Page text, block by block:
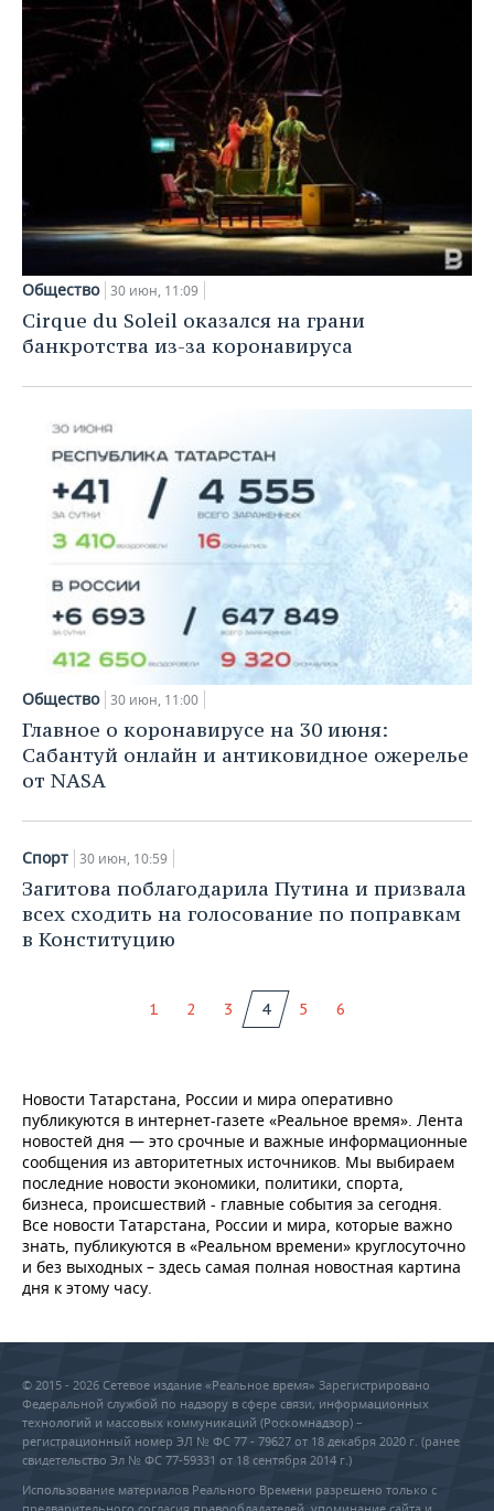
Общество 30 июн, 11:09
Cirque du Soleil оказался на грани
банкротства из-за коронавируса
Общество 30 июн, 11:00
Главное о коронавирусе на 30 июня:
Сабантуй онлайн и антиковидное ожерелье
от NASA
Спорт 30 июн, 10:59
Загитова поблагодарила Путина и призвала
всех сходить на голосование по поправкам
в Конституцию
1 2 3 4 5 6
Новости Татарстана, России и мира оперативно
публикуются в интернет-газете «Реальное время». Лента
новостей дня — это срочные и важные информационные
сообщения из авторитетных источников. Мы выбираем
последние новости экономики, политики, спорта,
бизнеса, происшествий - главные события за сегодня.
Все новости Татарстана, России и мира, которые важно
знать, публикуются в «Реальном времени» круглосуточно
и без выходных – здесь самая полная новостная картина
дня к этому часу.
© 2015 - 2026 Сетевое издание «Реальное время» Зарегистрировано
Федеральной службой по надзору в сфере связи, информационных
технологий и массовых коммуникаций (Роскомнадзор) –
регистрационный номер ЭЛ № ФС 77 - 79627 от 18 декабря 2020 г. (ранее
свидетельство Эл № ФС 77-59331 от 18 сентября 2014 г.)
Использование материалов Реального Времени разрешено только с